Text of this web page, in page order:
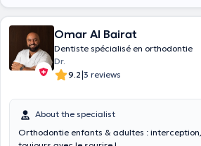
Omar Al Bairat
Dentiste spécialisé en orthodontie
Dr.
9.2|3 reviews
About the specialist
Orthodontie enfants & adultes :